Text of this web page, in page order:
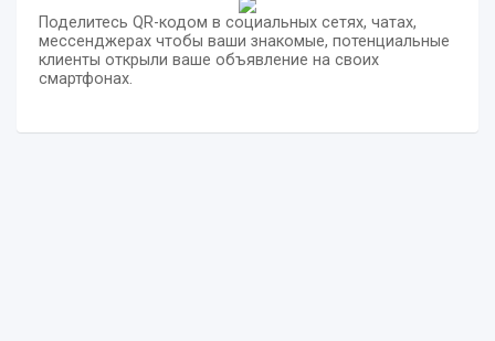
Поделитесь QR-кодом в социальных сетях, чатах,
мессенджерах чтобы ваши знакомые, потенциальные
клиенты открыли ваше объявление на своих
смартфонах.